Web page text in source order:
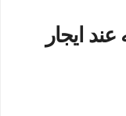
ايجار